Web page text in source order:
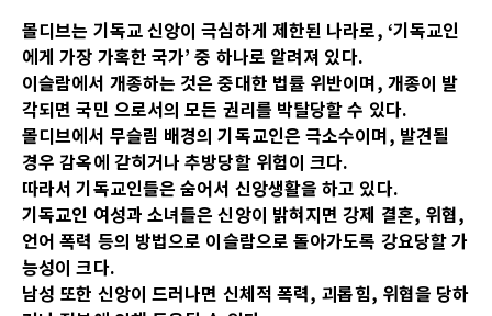
몰디브는 기독교 신앙이 극심하게 제한된 나라로, ‘기독교인
에게 가장 가혹한 국가’ 중 하나로 알려져 있다.
이슬람에서 개종하는 것은 중대한 법률 위반이며, 개종이 발
각되면 국민 으로서의 모든 권리를 박탈당할 수 있다.
몰디브에서 무슬림 배경의 기독교인은 극소수이며, 발견될
경우 감옥에 갇히거나 추방당할 위험이 크다.
따라서 기독교인들은 숨어서 신앙생활을 하고 있다.
기독교인 여성과 소녀들은 신앙이 밝혀지면 강제 결혼, 위협,
언어 폭력 등의 방법으로 이슬람으로 돌아가도록 강요당할 가
능성이 크다.
남성 또한 신앙이 드러나면 신체적 폭력, 괴롭힘, 위협을 당하